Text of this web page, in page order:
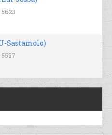
5623
Sastamolo)
5557